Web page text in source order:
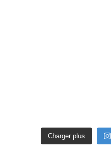
Charger plus